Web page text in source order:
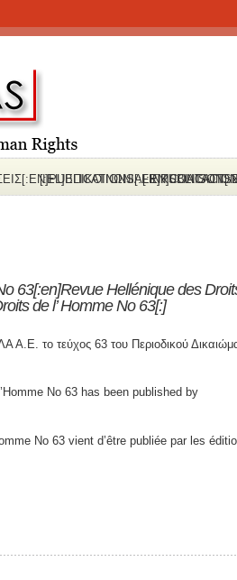
LINKSLIAISONS
63[:en]Revue Hellénique des
de l’ Homme No 63[:]
το τεύχος 63 του Περιοδικού
No 63 has been published by
No 63 vient d’être publiée par les